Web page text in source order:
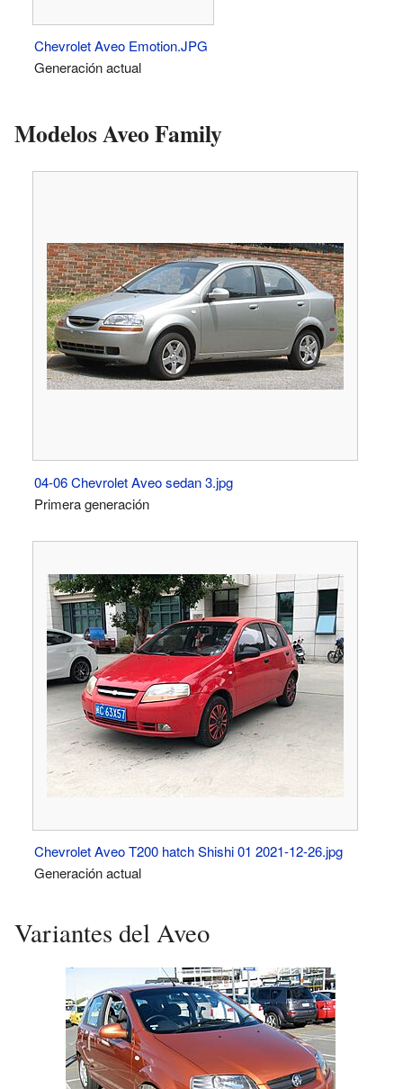
Chevrolet Aveo Emotion.JPG
Generación actual
Modelos Aveo Family
04-06 Chevrolet Aveo sedan 3.jpg
Primera generación
Chevrolet Aveo T200 hatch Shishi 01 2021-12-26.jpg
Generación actual
Variantes del Aveo